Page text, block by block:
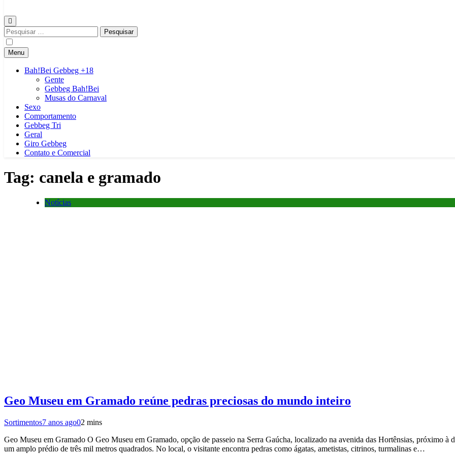
|Musas Brasileiras | Fotos Sensuais | Ensaios Fotográficos ! Gebbeg People! Musas Brasileiras Sexy Gebbeg People! Musas Brasileiras
Pesquisar
por:
Menu
Bah!Bei Gebbeg +18
Gente
Gebbeg Bah!Bei
Musas do Carnaval
Sexo
Comportamento
Gebbeg Tri
Geral
Giro Gebbeg
Contato e Comercial
Tag: canela e gramado
Notícias
Geo Museu em Gramado reúne pedras preciosas do mundo inteiro
Sortimentos7 anos ago02 mins
Geo Museu em Gramado O Geo Museu em Gramado, opção de passeio na Serra Gaúcha, localizado na avenida das Hortênsias, próximo à
um amplo prédio de três mil metros quadrados. No local, o visitante encontra pedras como ágatas, ametistas, citrinos, turmalinas e…